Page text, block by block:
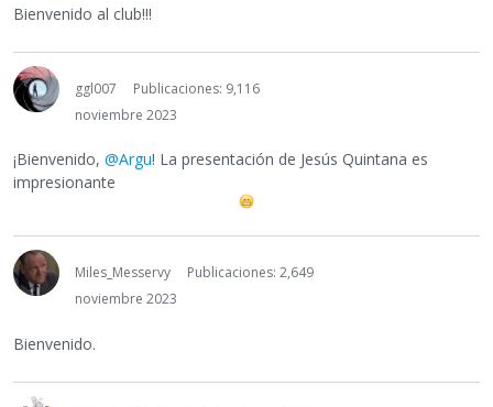
Bienvenido al club!!!
ggl007
Publicaciones: 9,116
noviembre 2023
¡Bienvenido, @Argu! La presentación de Jesús Quintana es
impresionante
Miles_Messervy
Publicaciones: 2,649
noviembre 2023
Bienvenido.